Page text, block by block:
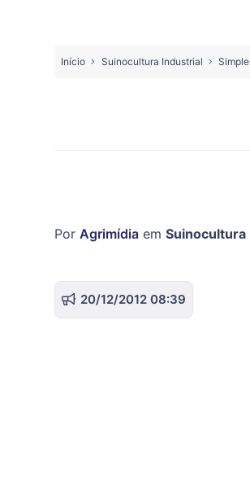
Início Suinocultura Industrial
Por Agrimídia em Suinocultura
20/12/2012 08:39